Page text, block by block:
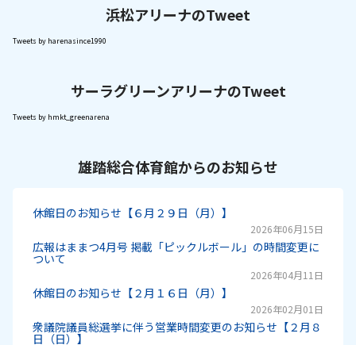
浜松アリーナのTweet
Tweets by harenasince1990
サーラグリーンアリーナのTweet
Tweets by hmkt_greenarena
雄踏総合体育館からのお知らせ
休館日のお知らせ【６月２９日（月）】
2026年06月15日
広報はままつ4月号 掲載「ピックルボール」の時間変更に
ついて
2026年04月11日
休館日のお知らせ【２月１６日（月）】
2026年02月01日
衆議院議員総選挙に伴う営業時間変更のお知らせ【２月８
日（日）】